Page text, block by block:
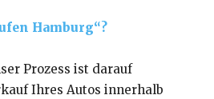
Hamburg“?
Prozess ist darauf
Ihres Autos innerhalb